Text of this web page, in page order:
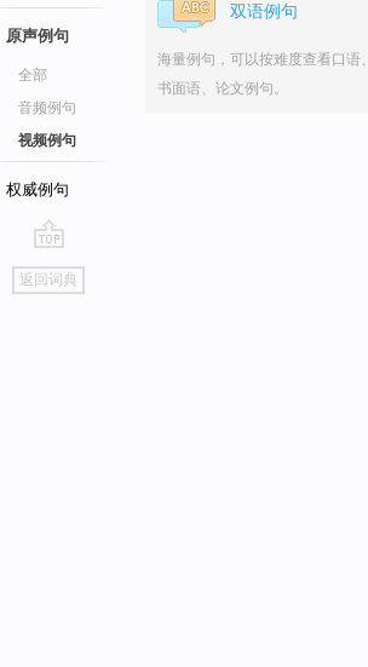
原声例句
全部
音频例句
视频例句
权威例句
go
top
返回词典
双语例句
海量例句，可以按难度查看口语、
书面语、论文例句。